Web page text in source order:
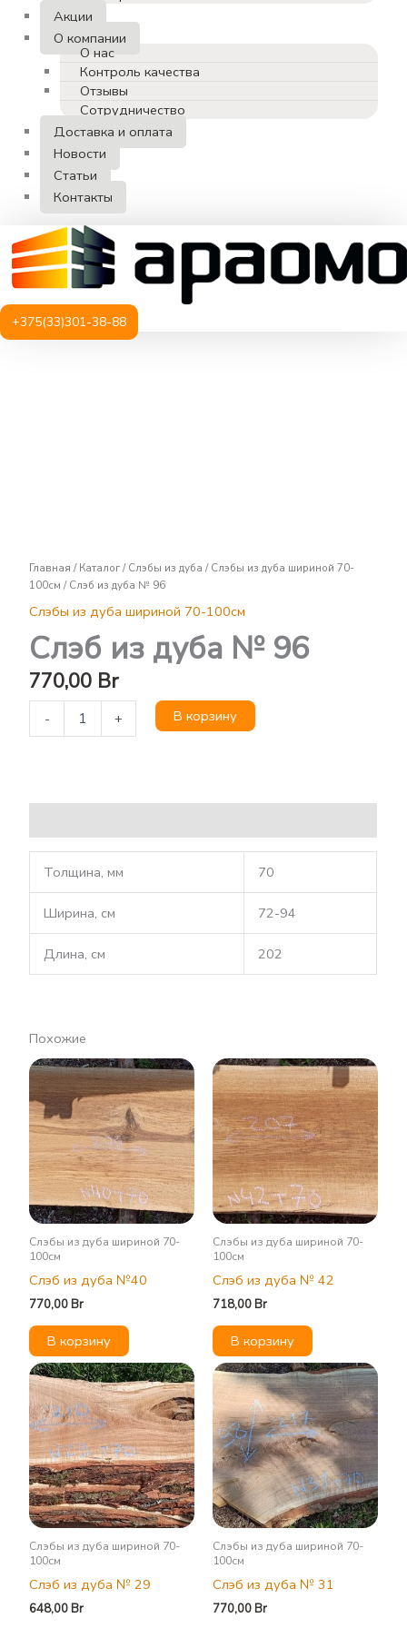
Акции
О компании
О нас
Контроль качества
Отзывы
Сотрудничество
Доставка и оплата
Новости
Статьи
Контакты
+375(33)301-38-88
Главная /Каталог/Слэбы из дуба /Слэбы из дуба шириной 70-
100см / Слэб из дуба № 96
Слэбы из дуба шириной 70-100см
Слэб из дуба № 96
770,00 Br
- + В корзину
Толщина, мм 70
Ширина, см 72-94
Длина, см 202
Похожие
Слэбы из дуба шириной 70-
100см
Слэб из дуба №40
770,00Br
В корзину
Слэбы из дуба шириной 70-
100см
Слэб из дуба № 42
718,00Br
В корзину
Слэбы из дуба шириной 70-
100см
Слэб из дуба № 29
648,00Br
Слэбы из дуба шириной 70-
100см
Слэб из дуба № 31
770,00Br